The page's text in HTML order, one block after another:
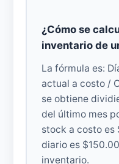
¿Cómo se
inventario de
La fórmula es:
actual a costo /
se obtiene
del último mes
stock a costo es
diario es
inventario.